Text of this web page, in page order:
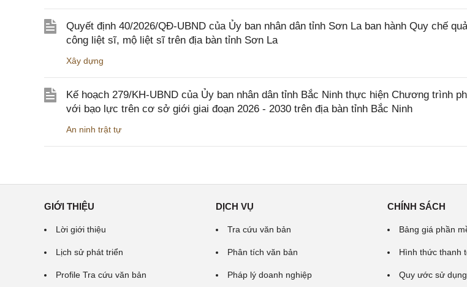
Quyết định 40/2026/QĐ-UBND của Ủy ban nhân dân tỉnh Sơn La ban hành Quy chế
công liệt sĩ, mộ liệt sĩ trên địa bàn tỉnh Sơn La
Xây dựng
Kế hoạch 279/KH-UBND của Ủy ban nhân dân tỉnh Bắc Ninh thực hiện Chương trình
với bạo lực trên cơ sở giới giai đoạn 2026 - 2030 trên địa bàn tỉnh Bắc Ninh
An ninh trật tự
GIỚI THIỆU
Lời giới thiệu
Lịch sử phát triển
Profile Tra cứu văn bản
DỊCH VỤ
Tra cứu văn bản
Phân tích văn bản
Pháp lý doanh nghiệp
CHÍNH SÁCH
Bảng giá phần
Hình thức thanh
Quy ước sử dụng